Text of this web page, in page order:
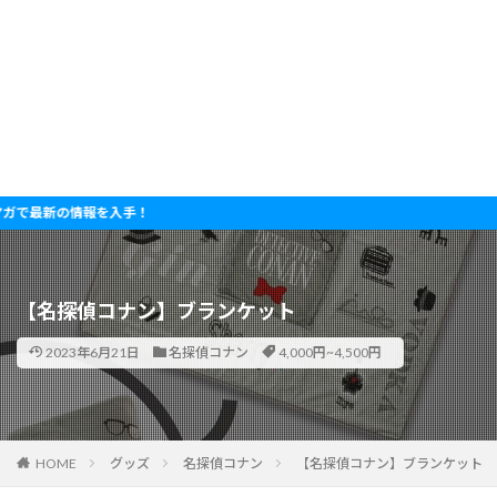
情報を入手！
【名探偵コナン】ブランケット
2023年6月21日 名探偵コナン 4,000円~4,500円
HOME グッズ 名探偵コナン 【名探偵コナン】ブランケット